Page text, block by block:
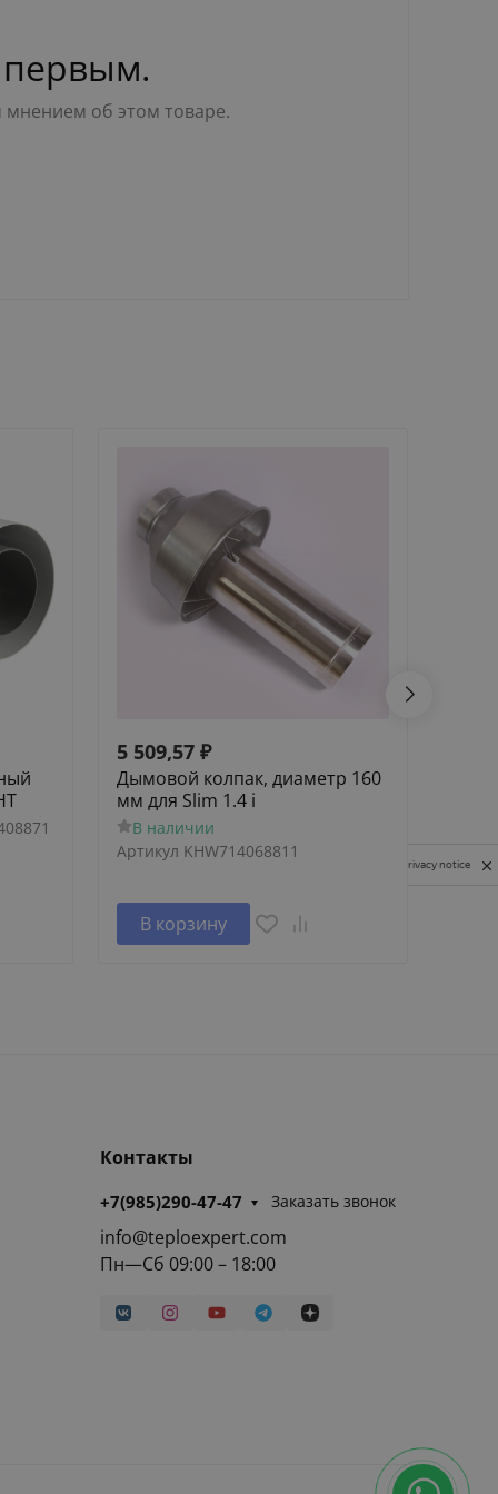
мнением об этом товаре.
5 509,57 ₽
Дымовой колпак, диаметр 160
мм для Slim 1.4 i
В наличии
Артикул KHW714068811
В корзину
Контакты
+7(985)290-47-47 Заказать звонок
info@teploexpert.com
Пн—Сб 09:00 – 18:00
Privacy notice